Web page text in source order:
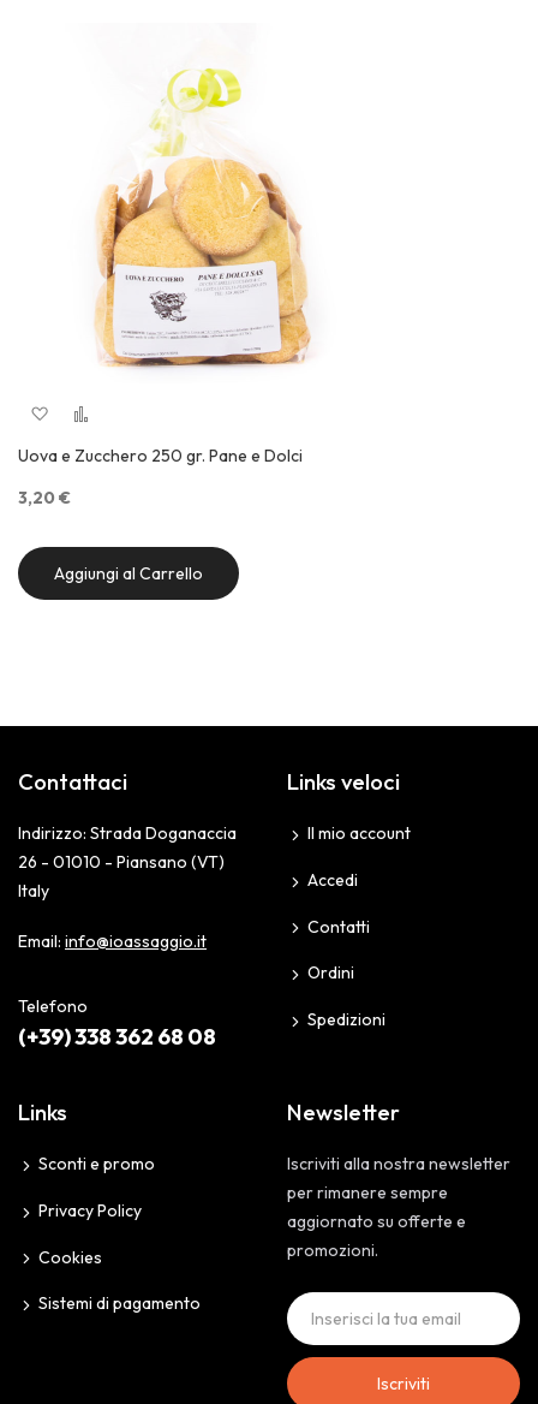
Aggiungi alla lista desideri
Uova e Zucchero 250 gr. Pane e Dolci
3,20 €
Aggiungi al Carrello
Contattaci
Indirizzo: Strada Doganaccia
26 - 01010 - Piansano (VT)
Italy
Email: info@ioassaggio.it
Telefono
(+39) 338 362 68 08
Links veloci
Il mio account
Accedi
Contatti
Ordini
Spedizioni
Links
Sconti e promo
Privacy Policy
Cookies
Sistemi di pagamento
Newsletter
Iscriviti alla nostra newsletter
per rimanere sempre
aggiornato su offerte e
promozioni.
Iscriviti